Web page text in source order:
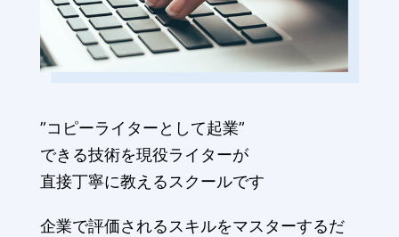
”コピーライターとして起業”
できる技術を現役ライターが
直接丁寧に教えるスクールです
企業で評価されるスキルをマスターするだ